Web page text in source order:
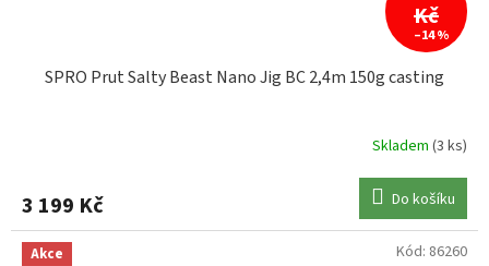
Kč
–14 %
SPRO Prut Salty Beast Nano Jig BC 2,4m 150g casting
Skladem (3 ks)
3 199 Kč Do košíku
Akce
Kód: 86260